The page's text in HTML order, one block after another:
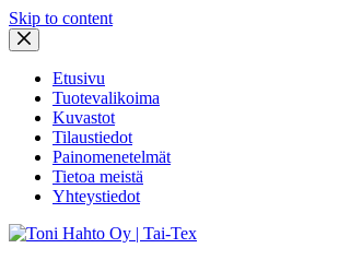
Skip to content
Etusivu
Tuotevalikoima
Kuvastot
Tilaustiedot
Painomenetelmät
Tietoa meistä
Yhteystiedot